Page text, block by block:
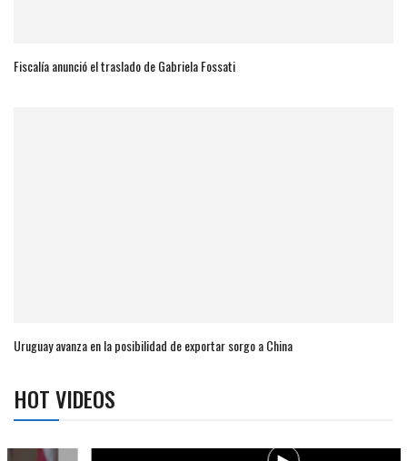
Fiscalía anunció el traslado de Gabriela Fossati
Uruguay avanza en la posibilidad de exportar sorgo a China
HOT VIDEOS